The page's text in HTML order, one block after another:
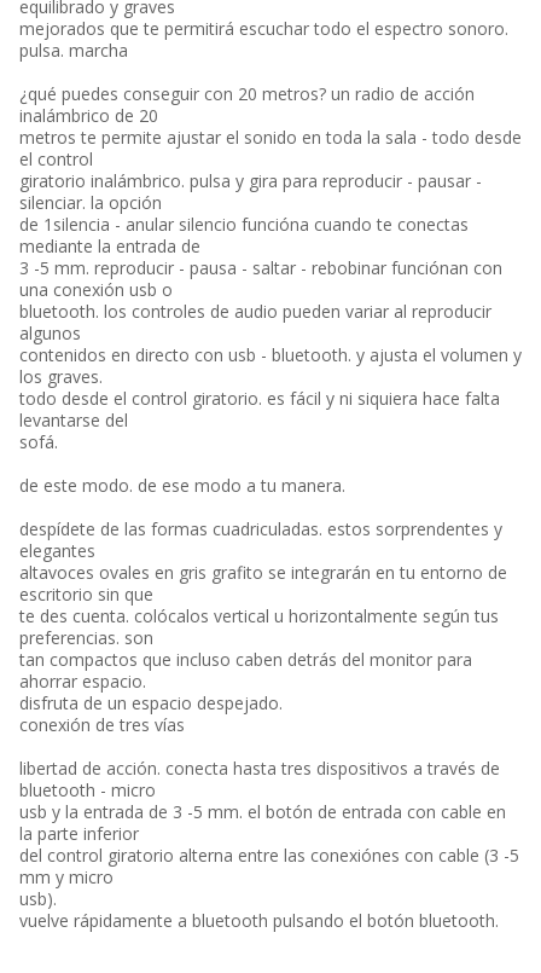
equilibrado y graves
mejorados que te permitirá escuchar todo el espectro sonoro.
pulsa. marcha
¿qué puedes conseguir con 20 metros? un radio de acción
inalámbrico de 20
metros te permite ajustar el sonido en toda la sala - todo desde
el control
giratorio inalámbrico. pulsa y gira para reproducir - pausar -
silenciar. la opción
de 1silencia - anular silencio funcióna cuando te conectas
mediante la entrada de
3 -5 mm. reproducir - pausa - saltar - rebobinar funciónan con
una conexión usb o
bluetooth. los controles de audio pueden variar al reproducir
algunos
contenidos en directo con usb - bluetooth. y ajusta el volumen y
los graves.
todo desde el control giratorio. es fácil y ni siquiera hace falta
levantarse del
sofá.
de este modo. de ese modo a tu manera.
despídete de las formas cuadriculadas. estos sorprendentes y
elegantes
altavoces ovales en gris grafito se integrarán en tu entorno de
escritorio sin que
te des cuenta. colócalos vertical u horizontalmente según tus
preferencias. son
tan compactos que incluso caben detrás del monitor para
ahorrar espacio.
disfruta de un espacio despejado.
conexión de tres vías
libertad de acción. conecta hasta tres dispositivos a través de
bluetooth - micro
usb y la entrada de 3 -5 mm. el botón de entrada con cable en
la parte inferior
del control giratorio alterna entre las conexiónes con cable (3 -5
mm y micro
usb).
vuelve rápidamente a bluetooth pulsando el botón bluetooth.